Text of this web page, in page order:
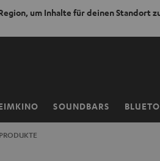
um Inhalte für deinen Standort
SOUNDBARS